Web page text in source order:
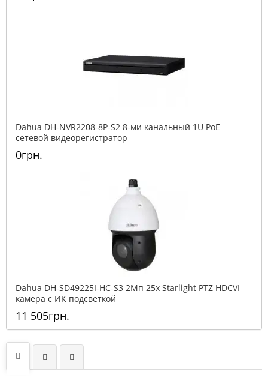
Dahua DH-NVR2208-8P-S2 8-ми канальный 1U PoE
сетевой видеорегистратор
0грн.
Dahua DH-SD49225I-HC-S3 2Mп 25x Starlight PTZ HDCVI
камера с ИК подсветкой
11 505грн.